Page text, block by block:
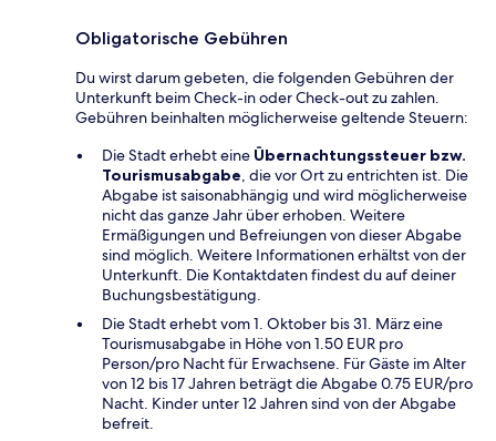
Obligatorische Gebühren
Du wirst darum gebeten, die folgenden Gebühren der
Unterkunft beim Check-in oder Check-out zu zahlen.
Gebühren beinhalten möglicherweise geltende Steuern:
Die Stadt erhebt eine Übernachtungssteuer bzw.
Tourismusabgabe, die vor Ort zu entrichten ist. Die
Abgabe ist saisonabhängig und wird möglicherweise
nicht das ganze Jahr über erhoben. Weitere
Ermäßigungen und Befreiungen von dieser Abgabe
sind möglich. Weitere Informationen erhältst von der
Unterkunft. Die Kontaktdaten findest du auf deiner
Buchungsbestätigung.
Die Stadt erhebt vom 1. Oktober bis 31. März eine
Tourismusabgabe in Höhe von 1.50 EUR pro
Person/pro Nacht für Erwachsene. Für Gäste im Alter
von 12 bis 17 Jahren beträgt die Abgabe 0.75 EUR/pro
Nacht. Kinder unter 12 Jahren sind von der Abgabe
befreit.